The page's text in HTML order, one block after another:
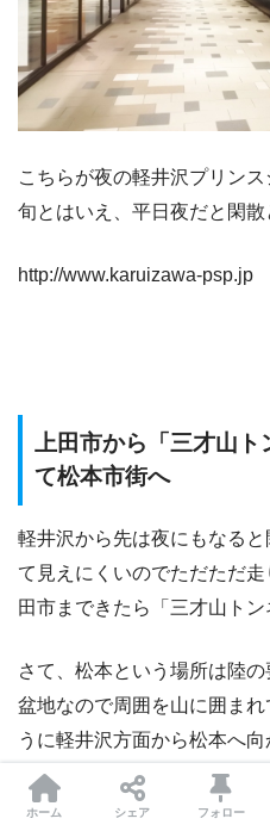
こちらが夜の軽井沢プリン
旬とはいえ、平日夜だと閑散
http://www.karuizawa-psp.jp
上田市から「三才山ト
て松本市街へ
軽井沢から先は夜にもなる
て見えにくいのでただただ
田市まできたら「三才山トン
さて、松本という場所は陸
盆地なので周囲を山に囲ま
うに軽井沢方面から松本へ
か峠を抜ける必要があります
ホーム シェア フォロー